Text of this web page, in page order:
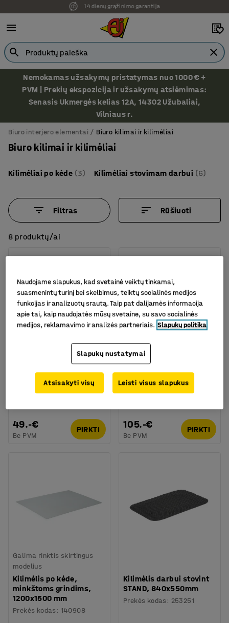
Ekspozicija Vilniuje
Nemokamas užsakymų pristatymas nuo 1000 € +
PVM | Prekių ekspozicija ir užsakymų atsiėmimas:
Senasis Ukmergės kelias 12A, 14302 Užubaliai,
Vilniaus r.
Biuro interjero elementai Biuro kilimai ir kilimėliai
Biuro kilimai ir kilimėliai
Kilimėliai po kėde (3) Kilimėliai stovimam darbui (6)
Filtras Rūšiuoti
8 produktų/ai
Galima rinktis skirtingus
Kilimėlis po kėde,
kietoms grindims,
1200x1500 mm
49.-€
Be PVM
PIRKTI
Kilimėlis po kėde STAY,
1200x1500mm
Prekės kodas:14090
105.-€
Be PVM
PIRKTI
Galima rinktis skirtingus
modelius
Kilimėlis po kėde,
minkštoms grindims,
1200x1500 mm
Prekės kodas : 140908
Kilimėlis darbui stovint
STAND, 840x550mm
Prekės kodas : 253251
Naudojame slapukus, kad svetainė veiktų tinkamai,
suasmenintų turinį bei skelbimus, teiktų socialinės medijos
funkcijas ir analizuotų srautą. Taip pat dalijamės informacija
apie tai, kaip naudojatės mūsų svetaine, su savo socialinės
medijos, reklamavimo ir analizės partneriais. Slapukų politika
Slapukų nustatymai
Atsisakyti visų Leisti visus slapukus